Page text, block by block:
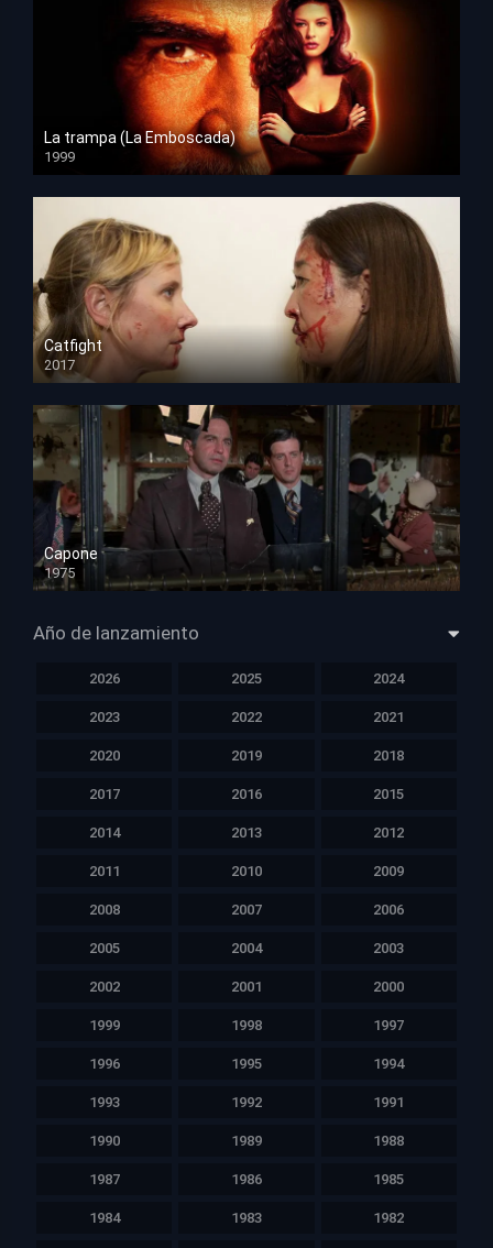
La trampa (La Emboscada)
1999
HD 1080p
Catfight
2017
HD 720p
Capone
1975
HD 1080p
Año de lanzamiento
2026 2025 2024
2023 2022 2021
2020 2019 2018
2017 2016 2015
2014 2013 2012
2011 2010 2009
2008 2007 2006
2005 2004 2003
2002 2001 2000
1999 1998 1997
1996 1995 1994
1993 1992 1991
1990 1989 1988
1987 1986 1985
1984 1983 1982